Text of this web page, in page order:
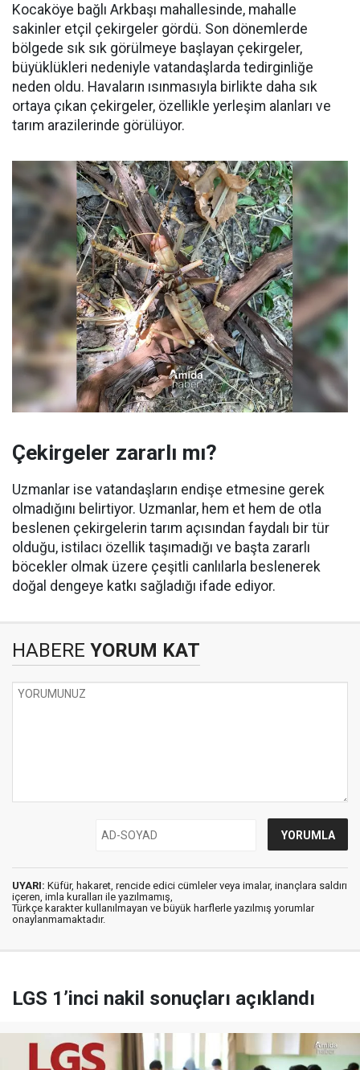
Kocaköye bağlı Arkbaşı mahallesinde, mahalle
sakinler etçil çekirgeler gördü. Son dönemlerde
bölgede sık sık görülmeye başlayan çekirgeler,
büyüklükleri nedeniyle vatandaşlarda tedirginliğe
neden oldu. Havaların ısınmasıyla birlikte daha sık
ortaya çıkan çekirgeler, özellikle yerleşim alanları ve
tarım arazilerinde görülüyor.
Çekirgeler zararlı mı?
Uzmanlar ise vatandaşların endişe etmesine gerek
olmadığını belirtiyor. Uzmanlar, hem et hem de otla
beslenen çekirgelerin tarım açısından faydalı bir tür
olduğu, istilacı özellik taşımadığı ve başta zararlı
böcekler olmak üzere çeşitli canlılarla beslenerek
doğal dengeye katkı sağladığı ifade ediyor.
HABERE YORUM KAT
UYARI: Küfür, hakaret, rencide edici cümleler veya imalar, inançlara saldırı
içeren, imla kuralları ile yazılmamış,
Türkçe karakter kullanılmayan ve büyük harflerle yazılmış yorumlar
onaylanmamaktadır.
LGS 1’inci nakil sonuçları açıklandı